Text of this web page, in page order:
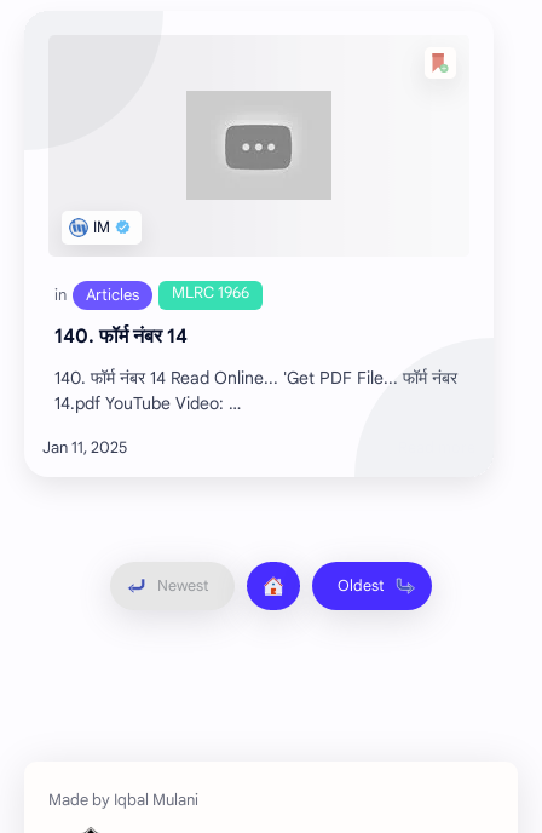
140. फॉर्म नंबर 14
140. फॉर्म नंबर 14 Read Online... 'Get PDF File... फॉर्म नंबर
14.pdf YouTube Video: …